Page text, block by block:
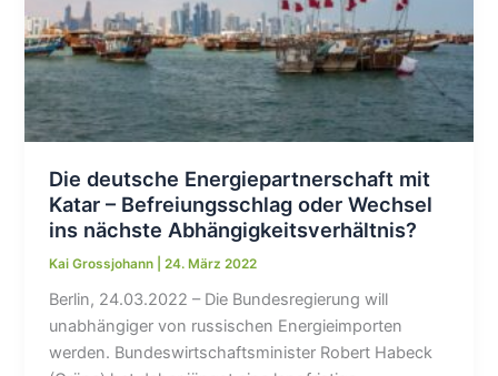
Die deutsche Energiepartnerschaft mit
Katar – Befreiungsschlag oder Wechsel
ins nächste Abhängigkeitsverhältnis?
Kai Grossjohann |24. März 2022
Berlin, 24.03.2022 – Die Bundesregierung will
unabhängiger von russischen Energieimporten
werden. Bundeswirtschaftsminister Robert Habeck